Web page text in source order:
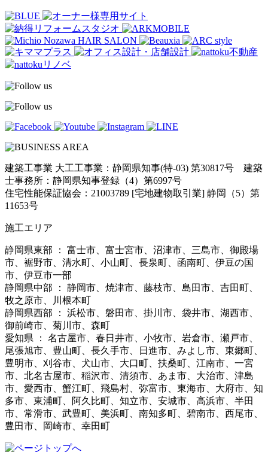
建築工事業 大工工事業：静岡県知事(特-03) 第30817号 建築
士事務所：静岡県知事登録（4）第6997号
住宅性能保証協会：21003789 [宅地建物取引業] 静岡（5）第
11653号
施工エリア
静岡県東部 ： 富士市、富士宮市、沼津市、三島市、御殿場
市、裾野市、清水町、小山町、長泉町、函南町、伊豆の国
市、伊豆市一部
静岡県中部 ： 静岡市、焼津市、藤枝市、島田市、吉田町、
牧之原市、川根本町
静岡県西部 ： 浜松市、磐田市、掛川市、袋井市、湖西市、
御前崎市、菊川市、森町
愛知県 ： 名古屋市、春日井市、小牧市、岩倉市、瀬戸市、
尾張旭市、豊山町、長久手市、日進市、みよし市、東郷町、
豊明市、刈谷市、犬山市、大口町、扶桑町、江南市、一宮
市、北名古屋市、稲沢市、清須市、あま市、大治市、津島
市、愛西市、蟹江町、飛島村、弥富市、東海市、大府市、知
多市、東浦町、阿久比町、知立市、安城市、高浜市、半田
市、常滑市、武豊町、美浜町、南知多町、碧南市、西尾市、
豊田市、岡崎市、幸田町